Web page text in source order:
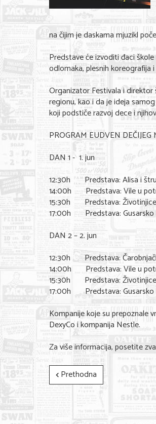
na čijim je daskama mjuzikl
Predstave će izvoditi đaci
odlomaka, plesnih koreografija
Organizator Festivala i direktor
regionu, kao i da je ideja
koji podstiče razvoj dece i
PROGRAM EUDVEN
DAN 1 - 1. jun
12:30h Predstava: Alisa i
14:00h Predstava: Vile u
15:30h Predstava:
17:00h Predstava: Gusarsko
DAN 2 – 2. jun
12:30h Predstava:
14:00h Predstava: Vile u
15:30h Predstava:
17:00h Predstava: Gusarsko
Kompanije koje su prepoznale
DexyCo i kompanija Nestle.
Za više informacija, posetite
Prethodna